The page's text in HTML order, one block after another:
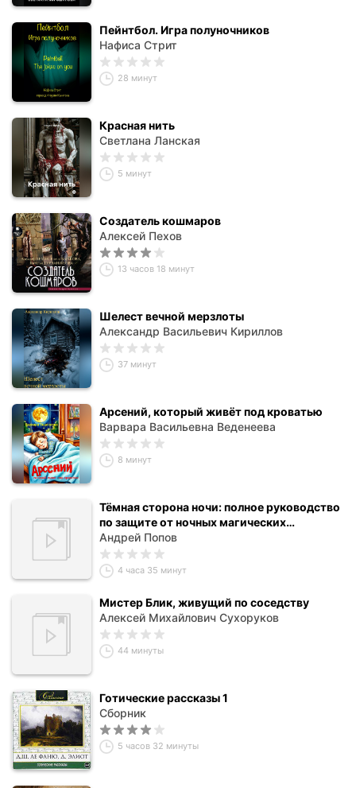
Пейнтбол. Игра полуночников
Нафиса Стрит
28 минут
Красная нить
Светлана Ланская
5 минут
Создатель кошмаров
Алексей Пехов
13 часов 18 минут
Шелест вечной мерзлоты
Александр Васильевич Кириллов
37 минут
Арсений, который живёт под кроватью
Варвара Васильевна Веденеева
8 минут
Тёмная сторона ночи: полное руководство
по защите от ночных магических
воздействий
Андрей Попов
4 часа 35 минут
Мистер Блик, живущий по соседству
Алексей Михайлович Сухоруков
44 минуты
Готические рассказы 1
Сборник
5 часов 32 минуты